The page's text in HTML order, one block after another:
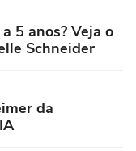
5 anos? Veja o
Schneider
da